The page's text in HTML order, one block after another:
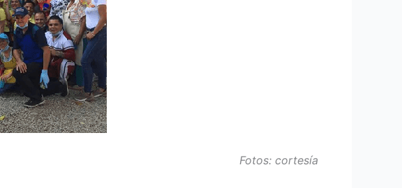
Fotos: cortesía